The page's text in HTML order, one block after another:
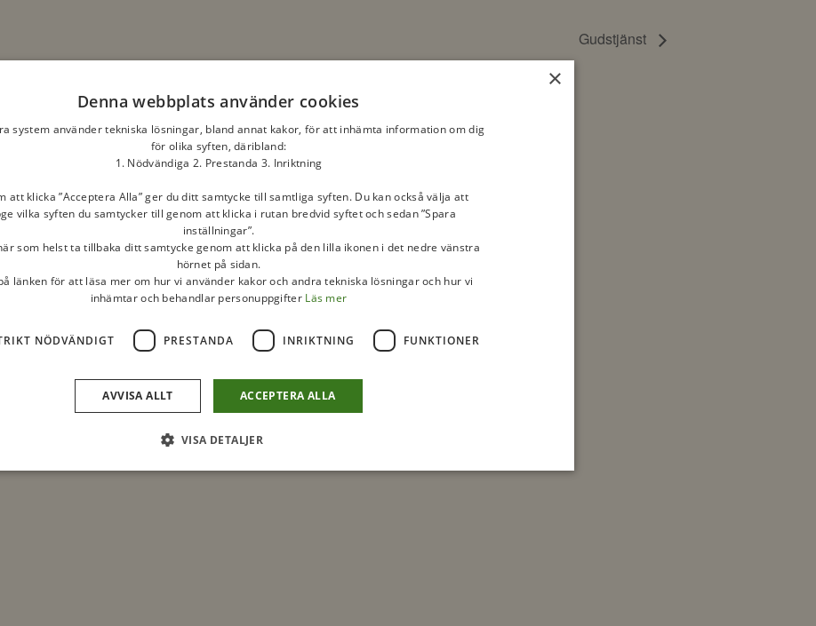
Gudstjänst
×
Denna webbplats använder cookies
system använder tekniska lösningar, bland annat kakor, för att inhämta information om dig
för olika syften, däribland:
1. Nödvändiga 2. Prestanda 3. Inriktning
att klicka ”Acceptera Alla” ger du ditt samtycke till samtliga syften. Du kan också välja att
vilka syften du samtycker till genom att klicka i rutan bredvid syftet och sedan ”Spara
inställningar”.
som helst ta tillbaka ditt samtycke genom att klicka på den lilla ikonen i det nedre vänstra
hörnet på sidan.
länken för att läsa mer om hur vi använder kakor och andra tekniska lösningar och hur vi
inhämtar och behandlar personuppgifter Läs mer
NÖDVÄNDIGT PRESTANDA INRIKTNING FUNKTIONER
ACCEPTERA ALLA
AVVISA ALLT
VISA DETALJER